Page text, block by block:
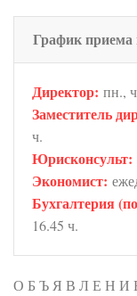
График приема
Директор: пн.,
Заместитель
ч.
Юрисконсульт:
Экономист:
Бухгалтерия
16.45 ч.
О Б Ъ Я В Л Е Н И